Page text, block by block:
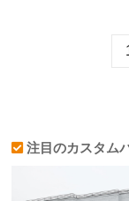
注目のカスタム